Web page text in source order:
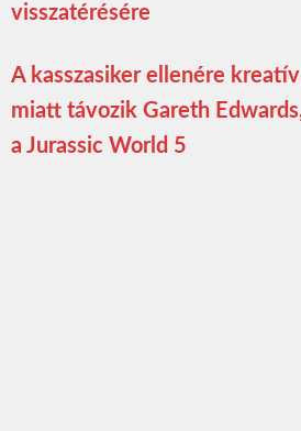
visszatérésére
A kasszasiker ellenére
miatt távozik Gareth
a Jurassic World 5